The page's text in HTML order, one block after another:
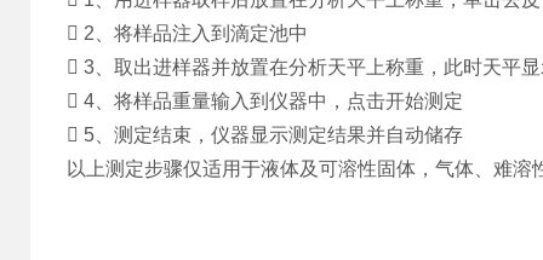
 2、将样品注入到滴定池中
 3、取出进样器并放置在分析天平上称重，此时天平
 4、将样品重量输入到仪器中，点击开始测定
 5、测定结束，仪器显示测定结果并自动储存
以上测定步骤仅适用于液体及可溶性固体，气体、难